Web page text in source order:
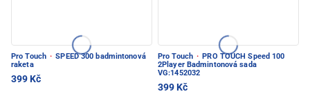
Pro Touch · SPEED 300 badmintonová
raketa
399 Kč
Pro Touch · PRO TOUCH Speed 100
2Player Badmintonová sada
VG:1452032
399 Kč